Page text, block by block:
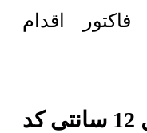
اقدام
شرایط خرید ترمووال 12 سانتی کد